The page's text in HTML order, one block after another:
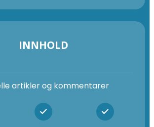
INNHOLD
artikler og kommentarer